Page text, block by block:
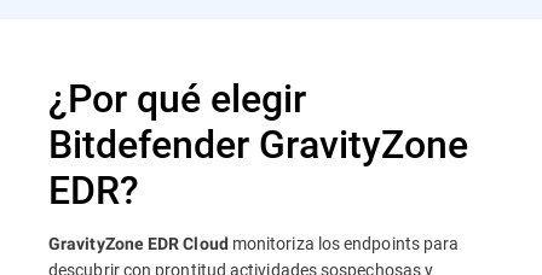
¿Por qué elegir
Bitdefender GravityZone
EDR?
GravityZone EDR Cloud monitoriza los endpoints para
descubrir con prontitud actividades sospechosas y